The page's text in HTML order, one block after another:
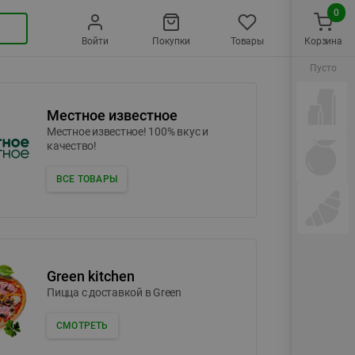
Войти Покупки Товары
Местное известное
Местное известное! 100% вкус и
качество!
ВСЕ ТОВАРЫ
Green kitchen
Пицца c доставкой в Green
СМОТРЕТЬ
Корзина
0
Пусто